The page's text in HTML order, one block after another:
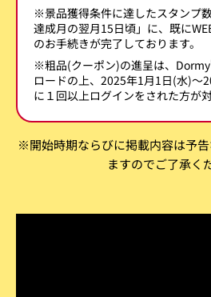
※景品獲得条件に達したスタンプ
達成月の翌月15日頃」に、既に
のお手続きが完了しております。
※粗品(クーポン)の進呈は、
ロードの上、2025年1月1日(水)～
に１回以上ログインをされた方が対
※開始時期ならびに掲載内容は予
ますのでご了承く